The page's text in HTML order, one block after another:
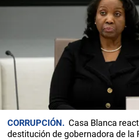
CORRUPCIÓN
Casa Blanca
destitución de gobernadora de la